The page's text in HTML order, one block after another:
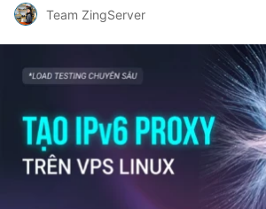
Team ZingServer